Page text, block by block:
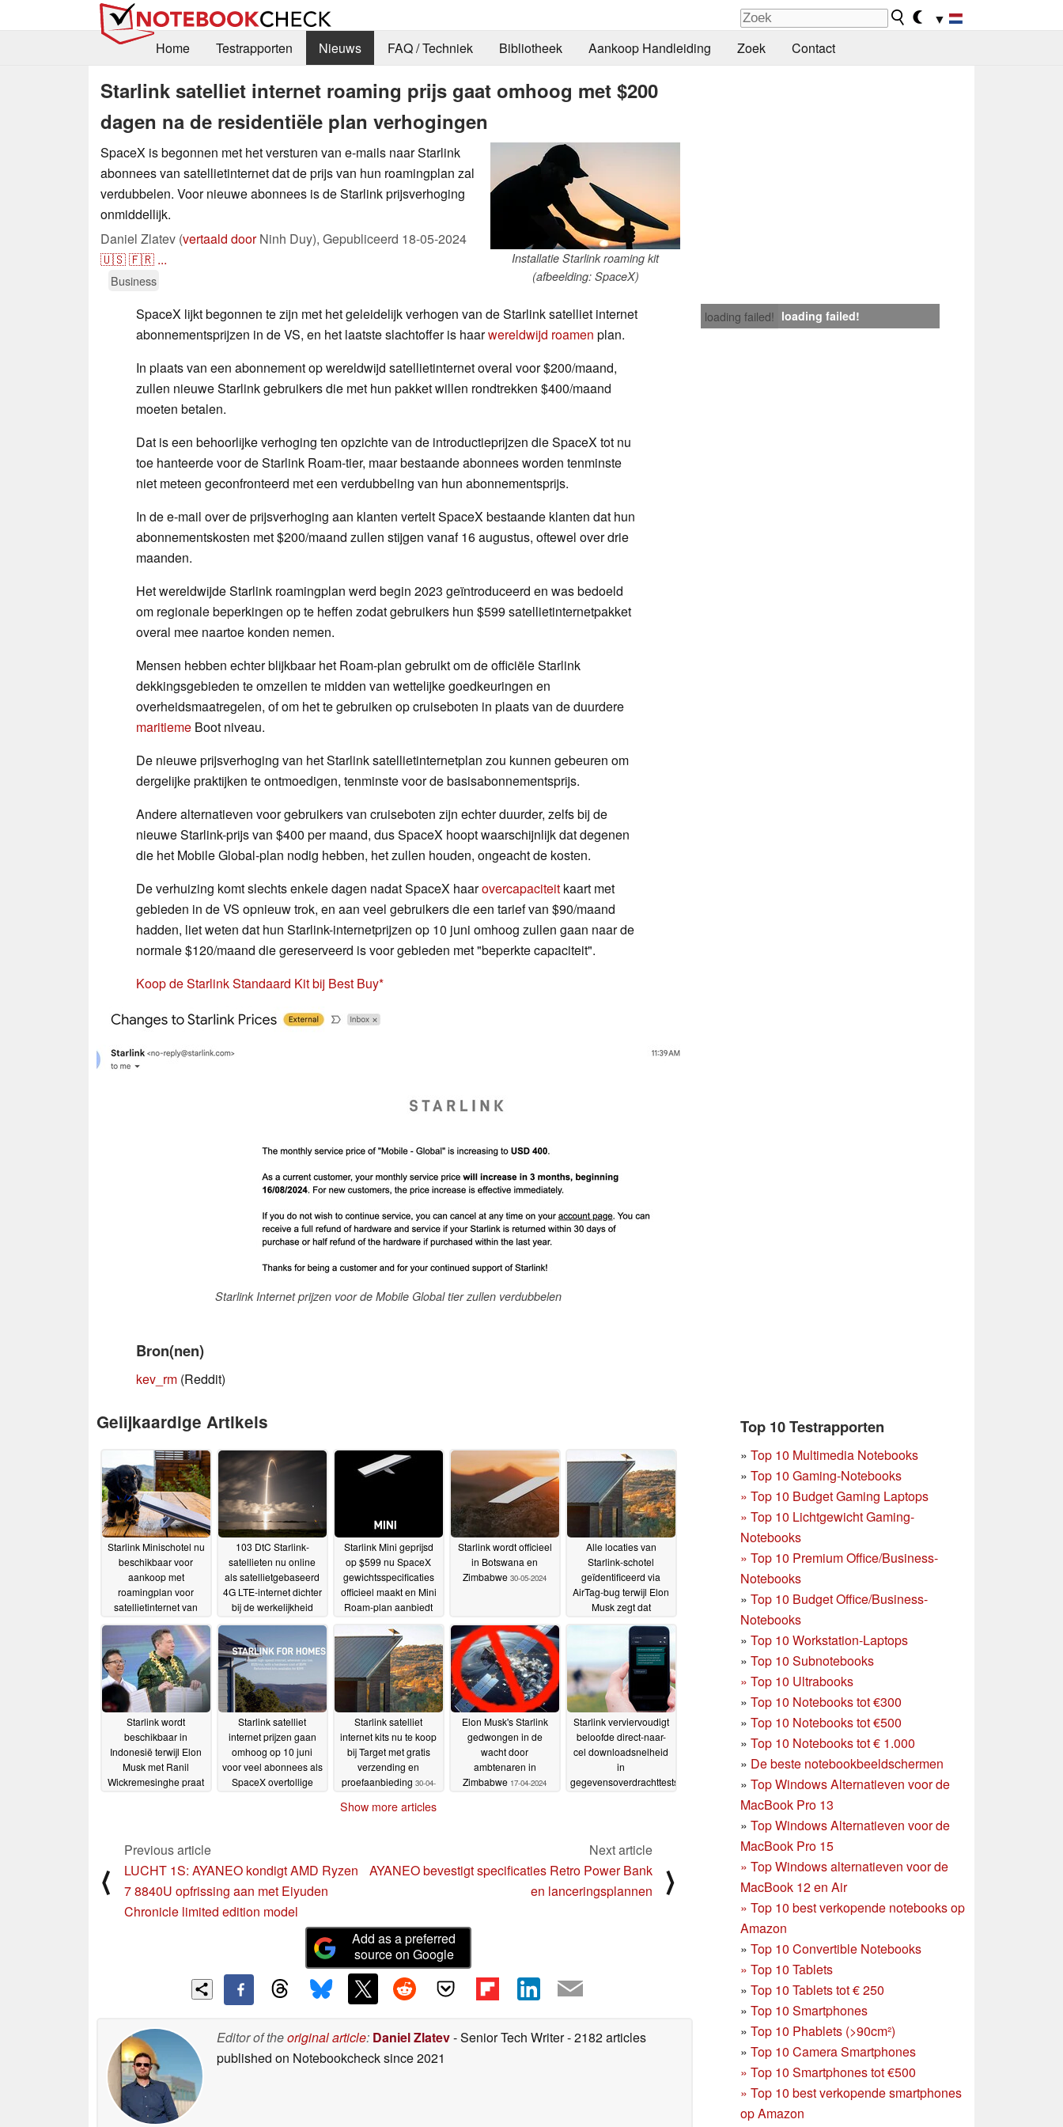
▼
Home
Testrapporten Nieuws FAQ / Techniek Bibliotheek Aankoop Handleiding Zoek Contact
Starlink satelliet internet roaming prijs gaat omhoog met $200
dagen na de residentiële plan verhogingen
Installatie Starlink roaming kit
(afbeelding: SpaceX)
SpaceX is begonnen met het versturen van e-mails naar Starlink
abonnees van satellietinternet dat de prijs van hun roamingplan zal
verdubbelen. Voor nieuwe abonnees is de Starlink prijsverhoging
onmiddellijk.
Daniel Zlatev (vertaald doorNinh Duy), Gepubliceerd 18-05-2024
🇺🇸🇫🇷 ...
Business
loading failed! loading failed!
SpaceX lijkt begonnen te zijn met het geleidelijk verhogen van de Starlink satelliet internet
abonnementsprijzen in de VS, en het laatste slachtoffer is haarwereldwijd roamen plan.
In plaats van een abonnement op wereldwijd satellietinternet overal voor $200/maand,
zullen nieuwe Starlink gebruikers die met hun pakket willen rondtrekken $400/maand
moeten betalen.
Dat is een behoorlijke verhoging ten opzichte van de introductieprijzen die SpaceX tot nu
toe hanteerde voor de Starlink Roam-tier, maar bestaande abonnees worden tenminste
niet meteen geconfronteerd met een verdubbeling van hun abonnementsprijs.
In de e-mail over de prijsverhoging aan klanten vertelt SpaceX bestaande klanten dat hun
abonnementskosten met $200/maand zullen stijgen vanaf 16 augustus, oftewel over drie
maanden.
Het wereldwijde Starlink roamingplan werd begin 2023 geïntroduceerd en was bedoeld
om regionale beperkingen op te heffen zodat gebruikers hun $599 satellietinternetpakket
overal mee naartoe konden nemen.
Mensen hebben echter blijkbaar het Roam-plan gebruikt om de officiële Starlink
dekkingsgebieden te omzeilen te midden van wettelijke goedkeuringen en
overheidsmaatregelen, of om het te gebruiken op cruiseboten in plaats van de duurdere
maritieme Boot niveau.
De nieuwe prijsverhoging van het Starlink satellietinternetplan zou kunnen gebeuren om
dergelijke praktijken te ontmoedigen, tenminste voor de basisabonnementsprijs.
Andere alternatieven voor gebruikers van cruiseboten zijn echter duurder, zelfs bij de
nieuwe Starlink-prijs van $400 per maand, dus SpaceX hoopt waarschijnlijk dat degenen
die het Mobile Global-plan nodig hebben, het zullen houden, ongeacht de kosten.
De verhuizing komt slechts enkele dagen nadat SpaceX haarovercapaciteit kaart met
gebieden in de VS opnieuw trok, en aan veel gebruikers die een tarief van $90/maand
hadden, liet weten dat hun Starlink-internetprijzen op 10 juni omhoog zullen gaan naar de
normale $120/maand die gereserveerd is voor gebieden met "beperkte capaciteit".
Koop de Starlink Standaard Kit bij Best Buy
Starlink Internet prijzen voor de Mobile Global tier zullen verdubbelen
Bron(nen)
kev_rm (Reddit)
Top 10 Testrapporten
» Top 10 Multimedia Notebooks
» Top 10 Gaming-Notebooks
» Top 10 Budget Gaming Laptops
» Top 10 Lichtgewicht Gaming-
Notebooks
» Top 10 Premium Office/Business-
Notebooks
» Top 10 Budget Office/Business-
Notebooks
» Top 10 Workstation-Laptops
» Top 10 Subnotebooks
» Top 10 Ultrabooks
» Top 10 Notebooks tot €300
» Top 10 Notebooks tot €500
» Top 10 Notebooks tot € 1.000
» De beste notebookbeeldschermen
» Top Windows Alternatieven voor de
MacBook Pro 13
» Top Windows Alternatieven voor de
MacBook Pro 15
» Top Windows alternatieven voor de
MacBook 12 en Air
» Top 10 best verkopende notebooks op
Amazon
» Top 10 Convertible Notebooks
» Top 10 Tablets
» Top 10 Tablets tot € 250
» Top 10 Smartphones
» Top 10 Phablets (>90cm²)
» Top 10 Camera Smartphones
» Top 10 Smartphones tot €500
» Top 10 best verkopende smartphones
op Amazon
Gelijkaardige Artikels
Starlink Minischotel nu
beschikbaar voor
aankoop met
roamingplan voor
satellietinternet van
11-07-2024
103 DtC Starlink-
satellieten nu online
als satellietgebaseerd
4G LTE-internet dichter
bij de werkelijkheid
05-07-2024
Starlink Mini geprijsd
op $599 nu SpaceX
gewichtsspecificaties
officieel maakt en Mini
Roam-plan aanbiedt
21-06-
2024
Starlink wordt officieel
in Botswana en
Zimbabwe 30-05-2024
Alle locaties van
Starlink-schotel
geïdentificeerd via
AirTag-bug terwijl Elon
Musk zegt dat
worden ingezet om
storing te voorkomen
27-05-2024
Starlink wordt
beschikbaar in
Indonesië terwijl Elon
Musk met Ranil
Wickremesinghe praat
Starlink satelliet
internet prijzen gaan
omhoog op 10 juni
voor veel abonnees als
SpaceX overtollige
Starlink satelliet
internet kits nu te koop
bij Target met gratis
verzending en
proefaanbieding 30-04-
Elon Musk's Starlink
gedwongen in de
wacht door
ambtenaren in
Zimbabwe 17-04-2024
Starlink verviervoudigt
beloofde direct-naar-
cel downloadsnelheid
in
gegevensoverdrachttests
Show more articles
⟨
Previous article
LUCHT 1S: AYANEO kondigt AMD Ryzen
7 8840U opfrissing aan met Eiyuden
Chronicle limited edition model
Next article
AYANEO bevestigt specificaties Retro Power Bank
en lanceringsplannen
⟩
Add as a preferred
source on Google
Editor of theoriginal article: Daniel Zlatev- Senior Tech Writer- 2182 articles
published on Notebookchecksince 2021